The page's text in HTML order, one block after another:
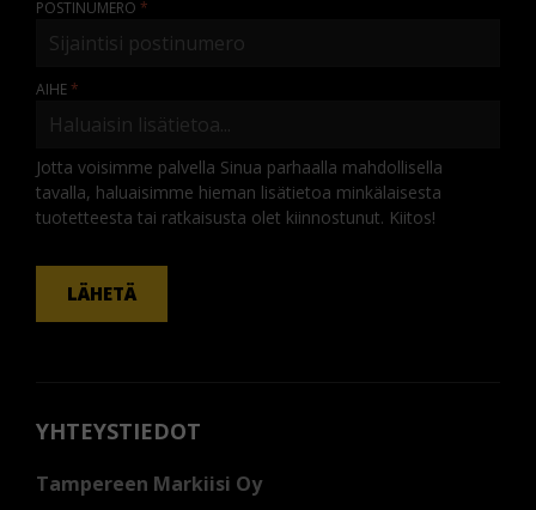
POSTINUMERO
AIHE
Jotta voisimme palvella Sinua parhaalla mahdollisella
tavalla, haluaisimme hieman lisätietoa minkälaisesta
tuotetteesta tai ratkaisusta olet kiinnostunut. Kiitos!
KOMMENTTI
LÄHETÄ
YHTEYSTIEDOT
Tampereen Markiisi Oy